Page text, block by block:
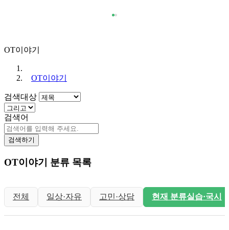
OT이야기
OT이야기
검색대상
검색어
검색하기
OT이야기 분류 목록
전체 일상·자유 고민·상담 현재 분류실습·국시